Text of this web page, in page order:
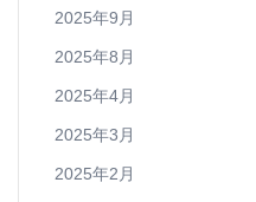
2025年9月
2025年8月
2025年4月
2025年3月
2025年2月